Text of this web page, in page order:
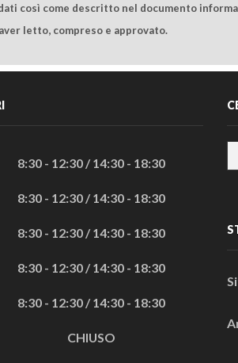
così come descritto nel documento
letto, compreso e approvato.
8:30 - 12:30 / 14:30 - 18:30
8:30 - 12:30 / 14:30 - 18:30
8:30 - 12:30 / 14:30 - 18:30
8:30 - 12:30 / 14:30 - 18:30
8:30 - 12:30 / 14:30 - 18:30
CHIUSO